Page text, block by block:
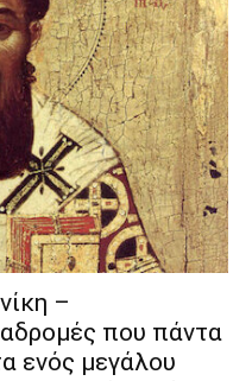
–
που πάντα
ενός μεγάλου